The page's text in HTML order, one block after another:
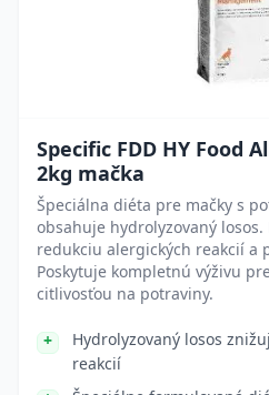
Specific FDD HY Food
2kg mačka
Špeciálna diéta pre mačky s
obsahuje hydrolyzovaný
redukciu alergických reakcií a
Poskytuje kompletnú výživu
citlivosťou na potraviny.
Hydrolyzovaný losos
reakcií